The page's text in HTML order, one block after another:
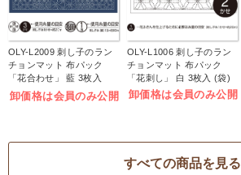
OLY-L2009 刺し子のラン
チョンマット 布パック
「花合わせ」 藍 3枚入
(袋)
卸価格は会員のみ公開
OLY-L1006 刺し子のラン
チョンマット 布パック
「花刺し」 白 3枚入 (袋)
卸価格は会員のみ公開
すべての商品を見る